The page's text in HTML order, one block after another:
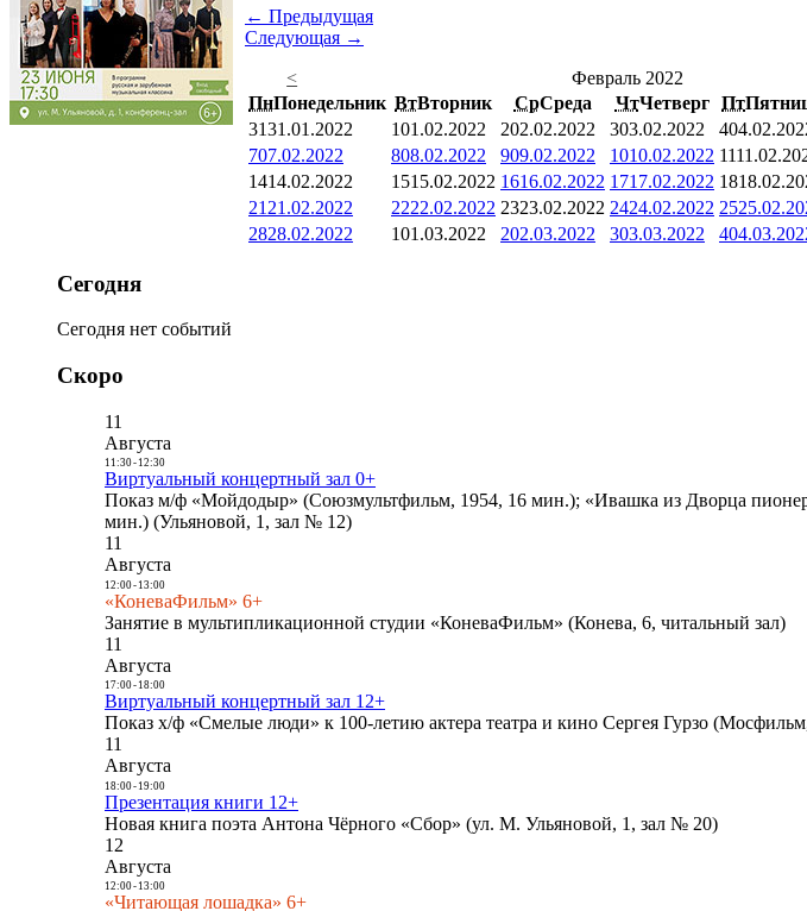
← Предыдущая
Следующая →
<
Февраль 2022
ПнПонедельник ВтВторник СрСреда ЧтЧетверг Пт
3131.01.2022 101.02.2022 202.02.2022 303.02.2022 4
707.02.2022 808.02.2022 909.02.2022 1010.02.2022 11
1414.02.2022 1515.02.2022 1616.02.2022 1717.02.2022 18
21 21.02.2022 2222.02.2022 2323.02.2022 2424.02.2022 25
2828.02.2022 101.03.2022 202.03.2022 303.03.2022 4
Сегодня
Сегодня нет событий
Скоро
11
Августа
11:30- 12:30
Виртуальный концертный зал 0+
Показ м/ф «Мойдодыр» (Союзмультфильм, 1954, 16 мин.); «Ивашка из Дворца
мин.) (Ульяновой, 1, зал № 12)
11
Августа
12:00- 13:00
«КоневаФильм» 6+
Занятие в мультипликационной студии «КоневаФильм» (Конева, 6, читальный зал)
11
Августа
17:00- 18:00
Виртуальный концертный зал 12+
Показ х/ф «Смелые люди» к 100-летию актера театра и кино Сергея Гурзо
11
Августа
18:00- 19:00
Презентация книги 12+
Новая книга поэта Антона Чёрного «Сбор» (ул. М. Ульяновой, 1, зал № 20)
12
Августа
12:00- 13:00
«Читающая лошадка» 6+